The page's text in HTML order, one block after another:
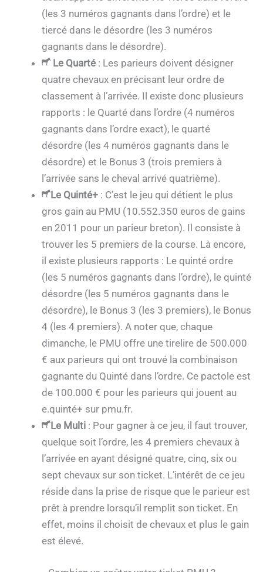
(les 3 numéros gagnants dans l’ordre) et le
tiercé dans le désordre (les 3 numéros
gagnants dans le désordre).
Le Quarté : Les parieurs doivent désigner
quatre chevaux en précisant leur ordre de
classement à l’arrivée. Il existe donc plusieurs
rapports : le Quarté dans l’ordre (4 numéros
gagnants dans l’ordre exact), le quarté
désordre (les 4 numéros gagnants dans le
désordre) et le Bonus 3 (trois premiers à
l’arrivée sans le cheval arrivé quatrième).
Le Quinté+ : C’est le jeu qui détient le plus
gros gain au PMU (10.552.350 euros de gains
en 2011 pour un parieur breton). Il consiste à
trouver les 5 premiers de la course. Là encore,
il existe plusieurs rapports : Le quinté ordre
(les 5 numéros gagnants dans l’ordre), le quinté
désordre (les 5 numéros gagnants dans le
désordre), le Bonus 3 (les 3 premiers), le Bonus
4 (les 4 premiers). A noter que, chaque
dimanche, le PMU offre une tirelire de 500.000
€ aux parieurs qui ont trouvé la combinaison
gagnante du Quinté dans l’ordre. Ce pactole est
de 100.000 € pour les parieurs qui jouent au
e.quinté+ sur pmu.fr.
Le Multi : Pour gagner à ce jeu, il faut trouver,
quelque soit l’ordre, les 4 premiers chevaux à
l’arrivée en ayant désigné quatre, cinq, six ou
sept chevaux sur son ticket. L’intérêt de ce jeu
réside dans la prise de risque que le parieur est
prêt à prendre lorsqu’il remplit son ticket. En
effet, moins il choisit de chevaux et plus le gain
est élevé.